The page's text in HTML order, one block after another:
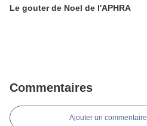
Le gouter de Noel de l'APHRA
Commentaires
Ajouter un commentaire